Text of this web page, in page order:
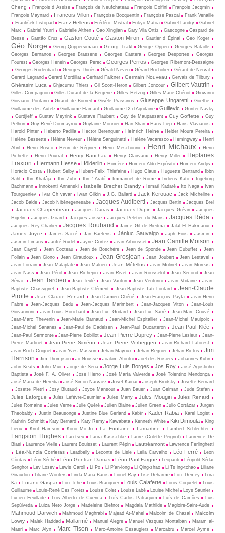
Cheng
François d Assise François de Neufchateau François Dolfini
François Jacqmin
François Maynard
François Villon Françoise Bocquentin Françoise Pascal
Frank Venaille
František Listopad
Franz Hellens Frédéric Mistral Fukyo Matoa Gabriel Landry
Gabriel
Marc
Gabriel Yturri Gabrielle Althen Gao Xingjian Gary Vila Ortíz Gascogne
Gaspard de
Besse
Gastão Cruz Gaston Couté Gaston Miron Gautier d Épinal Géo Koger
Géo Norge Georg Quppersimaan Georg Trakl George Oppen
Georges Bataille
Georges Bernanos
Georges Brassens Georges Castera Georges Desportes
Georges
Fourest
Georges Hénein Georges Perec Georges Perros
Georges Ribemont-Dessaigne
Georges Rodenbach
Georges Thinès Gérald Neveu Gérard Bocholier
Gérard de Nerval
Gérard Legrand
Gérard Mordillat Gerhard Falkner Germain Nouveau Gervais de Tilbury
Ghérasim Luca Ghjacumu Thiers Gil Scott-Heron Gilbert Joncour Gilbert Vautrin
Gilles Compagnon Gilles Durant de la Bergerie Gilles Hetzog Gilles-Marie Chénot
Giovanni
Gioviano Pontano
Giraud de Borneil Gisèle Prassinos Giuseppe Ungaretti
Goethe
Guillaume des Autelz
Guillaume Flamant Guillaume IX d Aquitaine Guillevic
Günter Navky
Gurdjieff
Gustav Meyrink Gustave Flaubert Guy de Maupassant Guy Goffette
Guy
Pelhon
Guy-René Dou­may­rou Guylaine Monnier Han-Shan Hans Liep
Haris Vlavianos
Harold Pinter
Heberto Padilla Hector Berenguer Heinrich Heine
Helder Moura Pereira
Hélène Bessette
Hélène Neveur Hélène Sanguinetti Hélène Vacaresco Hemingway
Henri
Abril
Henri Bosco Henri de Régnier Henri Meschonnic Henri Michaux
Henri
Pichette
Henri Pourrat Henry Bauchau Henry Clairvaux Henry Miller
Heptanes
Fraxion
Hermann Hesse Hölderlin Homère Homero Aldo Expósito
Homero Aridjis
Horácio Costa
Hubert Selby Hubert-Felix Thiéfaine Hugo Claus Huguette Bertrand
Ibbn
Sahl
Ibn Khafâja Ibn Zuhr Ibn ‘ Arabî Immanuel de Rome Indiens Kato
Ingeborg
Bachmann
Innokenti Annenski Isabelle Brechet Brandy Ismaïl Kadaré Ito Naga
Ivan
Tourgueniev
Ivar Ch vavar Iwan Gilkin J.G. Ballard Jack Kerouac
Jack Micheline
Jacob Balde
Jacob Nibénegenesabe Jacques Audiberti Jacques Bertin Jacques Brel
Jacques Charpentreau Jacques Darras Jacques Dupin Jacques Grévin
Jacques
Higelin
Jacques Izoard Jacques Josse Jacques Peletier du Mans Jacques Réda
Jacques Rey-Charlier Jacques Roubaud Jaime Gil de Biedma Jalal El Hakmaoui
James Joyce James Sacré Jan Baetens Jànluc Sauvaigo Japh Eiios
Jasmin
Jasmin Limans
Jaufré Rudel Jayne Cortez Jean Arbousset Jean Camille Moison
Jean Cayrol Jean Cocteau Jean de Boschère Jean de Sponde Jean Dubuffet
Jean
Follain
Jean Giono Jean Giraudoux Jean Grosjean Jean Joubert
Jean Lestavel
Jean Lorrain
Jean Malaplate Jean Malrieu Jean Métellus Jean Molinet
Jean Moreas
Jean Nass
Jean Pérol Jean Richepin Jean Rivet Jean Rousselot Jean Second
Jean
Sénac
Jean Tardieu Jean Teulé Jean Vautrin Jean Venturini Jean Vodaine
Jean-
Baptiste Chassignet
Jean-Baptiste Clément Jean-Baptiste Tati Loutard
Jean-Claude
Pirotte
Jean-Claude Renard Jean-Damien Chéné Jean-François Payfa
Jean-Henri
Fabre
Jean-Jacques Bedu Jean-Jacques Marimbert Jean-Jacques Viton
Jean-Louis
Giovannoni
Jean-Louis Houchard Jean-Luc Godard Jean-Luc Sarré
Jean-Marc Couvé
Jean-Marc Thevenin
Jean-Marie Barnaud Jean-Michel Espitallier
Jean-Michel Maulpoix
Jean-Michel Sananes
Jean-Paul de Dadelsen Jean-Paul Ducarteron Jean-Paul Klée
Jean-Paul Sermonte Jean-Pierre Bobillot Jean-Pierre Duprey Jean-Pierre Lesieur
Jean-
Pierre Martinet
Jean-Pierre Siméon Jean-Pierre Verheggen
Jean-Richard Laforest
Jean-Roch Coignet
Jean-Yves Masson Jehan Mayoux Jehan Regnier Jehan Rictus
Jim
Harrison
Jim Thompson Jo Nousse Joakim Afoutni Joël des Rosiers
Johannes Kühn
John Keats
John Muir Jorge de Sena Jorge Luis Borges Jos Roy
José Agostinho
Baptista
José F. A. Oliver José Hierro José María Valverde
José Tolentino Mendonça
José-Maria de Heredia
José-Simon Narvaez Josef Kainar Joseph Brodsky
Josette Bernard
Josette Pietri
Josy Blutaud Joyce Mansour Juan Bauer Juan Gelman Jude Stéfan
Jules Laforgue Jules Lefèvre-Deumier Jules Marry Jules Mougin Jules Renard
Jules Romains Jules Verne Julie Quéré Julien Blaine Julien Green Julio Cortázar
Jürgen
Theobaldy
Justin Beausonge Justine Blue Gerland Kabîr Kader Rabia
Karel Logist
Kathrin Schmidt
Katy Bernard Katy Remy Kawabata Kenneth White Kiki Dimoula
King
Lieou
Knut Hamsun Kouo Mo-Jo La Fontaine Lamartine Lambert Schlechter
Langston Hughes Lao-tseu Laura Kasischke Laure (Colette Peignot)
Laurence De
Biasi
Laurence Vielle Laurent Bouisset Laurent Pépin Lautréamont Lawrence Ferlinghetti
Léa-Nunzia Corrieras Leadbelly Leconte de Lisle Leila Carvalho Léo Ferré
Leon
Còrdas
Léon Séché Léon-Gontran Damas Léon-Paul Fargue Leopardi
Léopold Sédar
Senghor
Lev Losev Lewis Caroll Li Po Li P’an-long Li Qing-zhao Li Ts ing-tchao
Liliane
Giraudon
Liliane Wouters Linda Maria Baros Lionel Ray Lise Deharme Loïc Demey
Lora
Ka
Lorand Gaspar Lou Tche Louis Brauquier Louis Calaferte Louis Coquelet
Louis
Guillaume
Louis-René Des Forêts Louise Colet Louise Labé Louise Michel
Loys Saunier
Lucien Feuillade
Luis Alberto de Cuenca Luís Carlos Patraquim Luís de Camões
Luis
Sepúlveda
Luiza Neto Jorge Madeleine Biefnot Magdala Mathilde Magloire-Saint-Aude
Mahmoud Darwich Mahmoud Maghrabi Majead At-Mahel Malcolm de Chazal
Malcolm
Lowry
Malek Haddad Mallarmé Manuel Alegre Manuel Vázquez Montalbán
Maram al-
Masri
Marc Alyn Marc Tison Marc-Antoine Désaugiers Marcabru
Marcel Aymé